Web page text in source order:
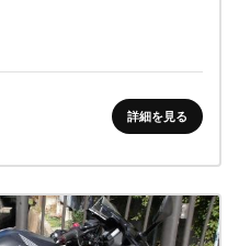
詳細を見る